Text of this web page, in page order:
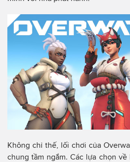
Không chỉ thế, lối chơi của
chung tầm ngắm. Các lựa chọn